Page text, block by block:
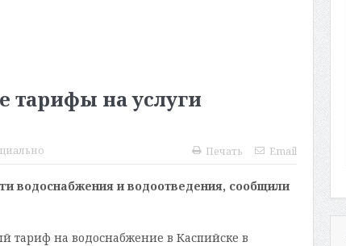
тарифы на услуги
Печать Email
водоснабжения и водоотведения, сообщили
тариф на водоснабжение в Каспийске в